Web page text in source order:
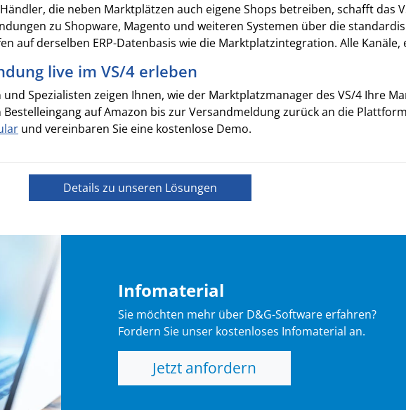
die neben Marktplätzen auch eigene Shops betreiben, schafft das
zu Shopware, Magento und weiteren Systemen über die
auf derselben ERP-Datenbasis wie die Marktplatzintegration. Alle Kanäle,
live im VS/4 erleben
Spezialisten zeigen Ihnen, wie der Marktplatzmanager des VS/4 Ihre
auf Amazon bis zur Versandmeldung zurück an die
und vereinbaren Sie eine kostenlose Demo.
Details zu unseren Lösungen
Infomaterial
Sie möchten mehr über D&G-Software erfahren?
Fordern Sie unser kostenloses Infomaterial an.
Jetzt anfordern